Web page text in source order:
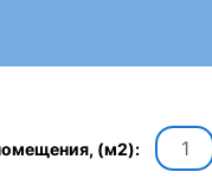
(м2):